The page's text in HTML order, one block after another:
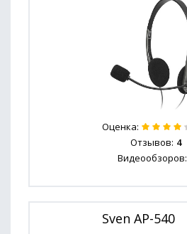
Оценка:
Отзывов: 4
Видеообзоров:
Sven AP-540